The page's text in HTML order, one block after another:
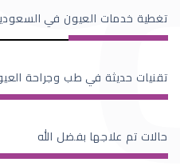
تغطية خدمات العيون في
تقنيات حديثة في طب وجراحة
حالات تم علاجها بفضل الله